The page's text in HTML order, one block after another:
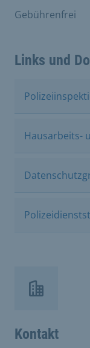
Gebührenfrei
Links und
Hausarbeits-
Kontakt